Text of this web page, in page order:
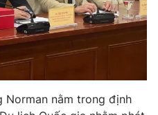
Norman nằm trong định